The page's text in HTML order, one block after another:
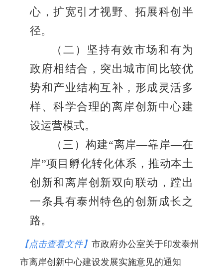
心，扩宽引才视野、拓展科创半
径。
（二）坚持有效市场和有为
政府相结合，突出城市间比较优
势和产业结构互补，形成灵活多
样、科学合理的离岸创新中心建
设运营模式。
（三）构建“离岸—靠岸—在
岸”项目孵化转化体系，推动本土
创新和离岸创新双向联动，蹚出
一条具有泰州特色的创新成长之
路。
【点击查看文件】 市政府办公室关于印发泰州
市离岸创新中心建设发展实施意见的通知